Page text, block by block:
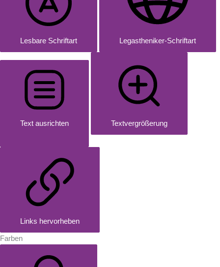
Lesbare Schriftart Legastheniker-Schriftart
Text ausrichten Textvergrößerung
Links hervorheben
Farben